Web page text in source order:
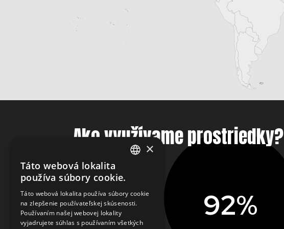
Ako využívame prostriedky?
92%
CZECH
FRENCH
×
Táto webová lokalita
používa súbory cookie.
Táto webová lokalita používa súbory cookie
na zlepšenie používateľskej skúsenosti.
Používaním našej webovej lokality
vyjadrujete súhlas s používaním všetkých